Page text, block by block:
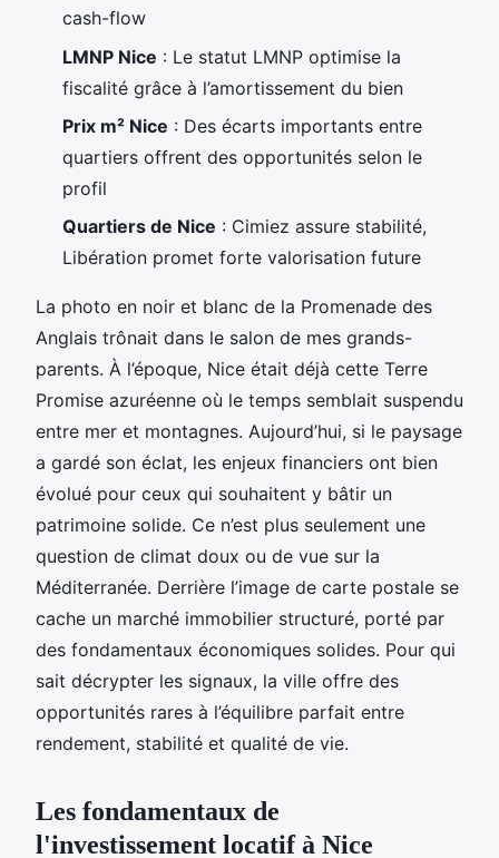
cash-flow
LMNP Nice : Le statut LMNP optimise la
fiscalité grâce à l’amortissement du bien
Prix m² Nice : Des écarts importants entre
quartiers offrent des opportunités selon le
profil
Quartiers de Nice : Cimiez assure stabilité,
Libération promet forte valorisation future
La photo en noir et blanc de la Promenade des
Anglais trônait dans le salon de mes grands-
parents. À l’époque, Nice était déjà cette Terre
Promise azuréenne où le temps semblait suspendu
entre mer et montagnes. Aujourd’hui, si le paysage
a gardé son éclat, les enjeux financiers ont bien
évolué pour ceux qui souhaitent y bâtir un
patrimoine solide. Ce n’est plus seulement une
question de climat doux ou de vue sur la
Méditerranée. Derrière l’image de carte postale se
cache un marché immobilier structuré, porté par
des fondamentaux économiques solides. Pour qui
sait décrypter les signaux, la ville offre des
opportunités rares à l’équilibre parfait entre
rendement, stabilité et qualité de vie.
Les fondamentaux de
l'investissement locatif à Nice